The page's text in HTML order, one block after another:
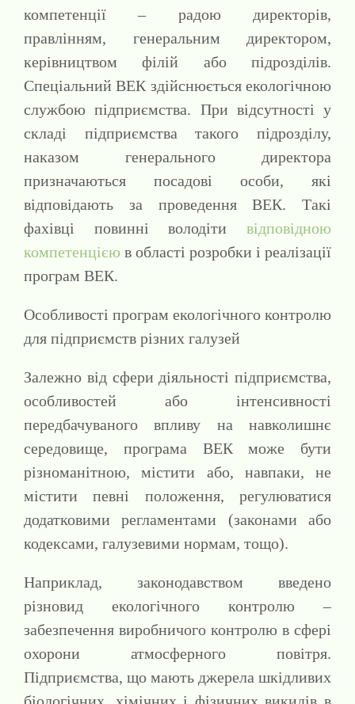
компетенції – радою директорів,
правлінням, генеральним директором,
керівництвом філій або підрозділів.
Спеціальний ВЕК здійснюється екологічною
службою підприємства. При відсутності у
складі підприємства такого підрозділу,
наказом генерального директора
призначаються посадові особи, які
відповідають за проведення ВЕК. Такі
фахівці повинні володіти відповідною
компетенцією в області розробки і реалізації
програм ВЕК.
Особливості програм екологічного контролю
для підприємств різних галузей
Залежно від сфери діяльності підприємства,
особливостей або інтенсивності
передбачуваного впливу на навколишнє
середовище, програма ВЕК може бути
різноманітною, містити або, навпаки, не
містити певні положення, регулюватися
додатковими регламентами (законами або
кодексами, галузевими нормам, тощо).
Наприклад, законодавством введено
різновид екологічного контролю –
забезпечення виробничого контролю в сфері
охорони атмосферного повітря.
Підприємства, що мають джерела шкідливих
біологічних, хімічних і фізичних викидів в